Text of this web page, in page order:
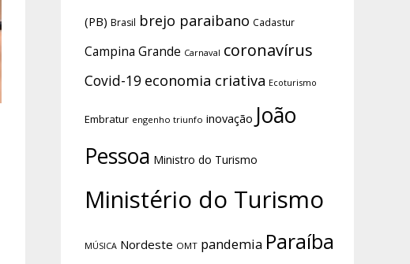
(PB) Brasil brejo paraibano Cadastur
Campina Grande Carnaval coronavírus
Covid-19 economia criativa Ecoturismo
Embratur engenho triunfo inovação João
Pessoa Ministro do Turismo
Ministério do Turismo
MÚSICA Nordeste OMT pandemia Paraíba